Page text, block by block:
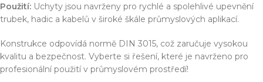
Použití: Uchyty jsou navrženy pro rychlé a spolehlivé upevnění
trubek, hadic a kabelů v široké škále průmyslových aplikací.
Konstrukce odpovídá normě DIN 3015, což zaručuje vysokou
kvalitu a bezpečnost. Vyberte si řešení, které je navrženo pro
profesionální použití v průmyslovém prostředí!